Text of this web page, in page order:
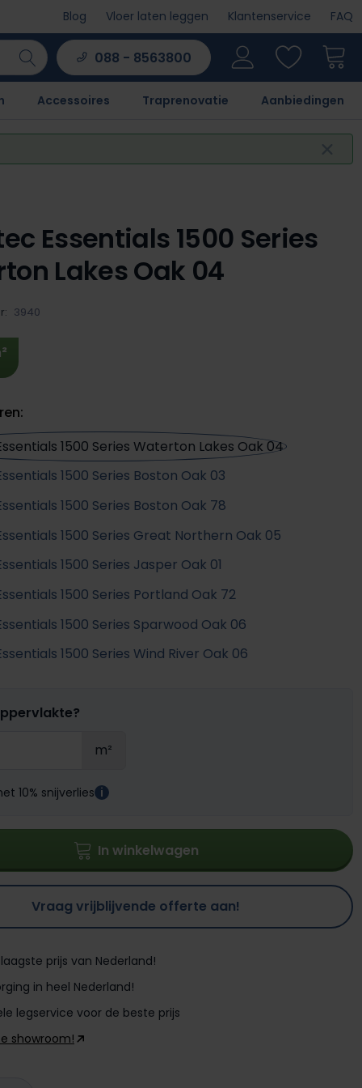
Blog Vloer laten leggen Klantenservice FAQ
088 - 8563800
Accessoires Traprenovatie Aanbiedingen
Essentials 1500 Series
Lakes Oak 04
3940
m²
10% snijverlies i
In winkelwagen
Vraag vrijblijvende offerte aan!
prijs van Nederland!
in heel Nederland!
legservice voor de beste prijs
showroom!